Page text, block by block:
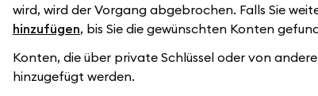
wird, wird der Vorgang abgebrochen. Falls Sie
hinzufügen, bis Sie die gewünschten Konten
Konten, die über private Schlüssel oder von
hinzugefügt werden.